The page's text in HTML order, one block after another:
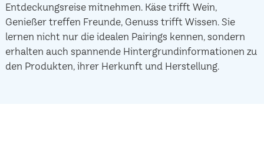
Entdeckungsreise mitnehmen. Käse trifft Wein,
Genießer treffen Freunde, Genuss trifft Wissen. Sie
lernen nicht nur die idealen Pairings kennen, sondern
erhalten auch spannende Hintergrundinformationen zu
den Produkten, ihrer Herkunft und Herstellung.